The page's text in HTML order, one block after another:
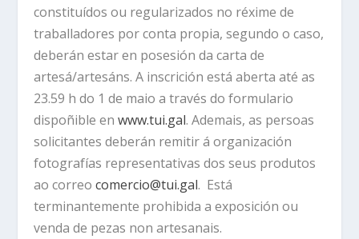
constituídos ou regularizados no réxime de
traballadores por conta propia, segundo o caso,
deberán estar en posesión da carta de
artesá/artesáns. A inscrición está aberta até as
23.59 h do 1 de maio a través do formulario
dispoñible enwww.tui.gal. Ademais, as persoas
solicitantes deberán remitir á organización
fotografías representativas dos seus produtos
ao correocomercio@tui.gal. Está
terminantemente prohibida a exposición ou
venda de pezas non artesanais.